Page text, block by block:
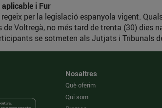
i Fur
per la legislació espanyola vigent.
de Voltregà, no més tard de trenta (30) dies
se sotmeten als Jutjats i Tribunals
Nosaltres
Què oferim
Qui som